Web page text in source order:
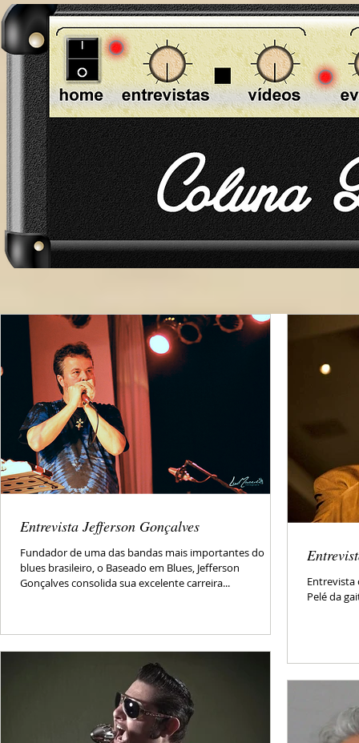
Entrevista Jefferson Gonçalves
Fundador de uma das bandas mais importantes do
blues brasileiro, o Baseado em Blues, Jefferson
Gonçalves consolida sua excelente carreira...
Entrevista
Pelé da